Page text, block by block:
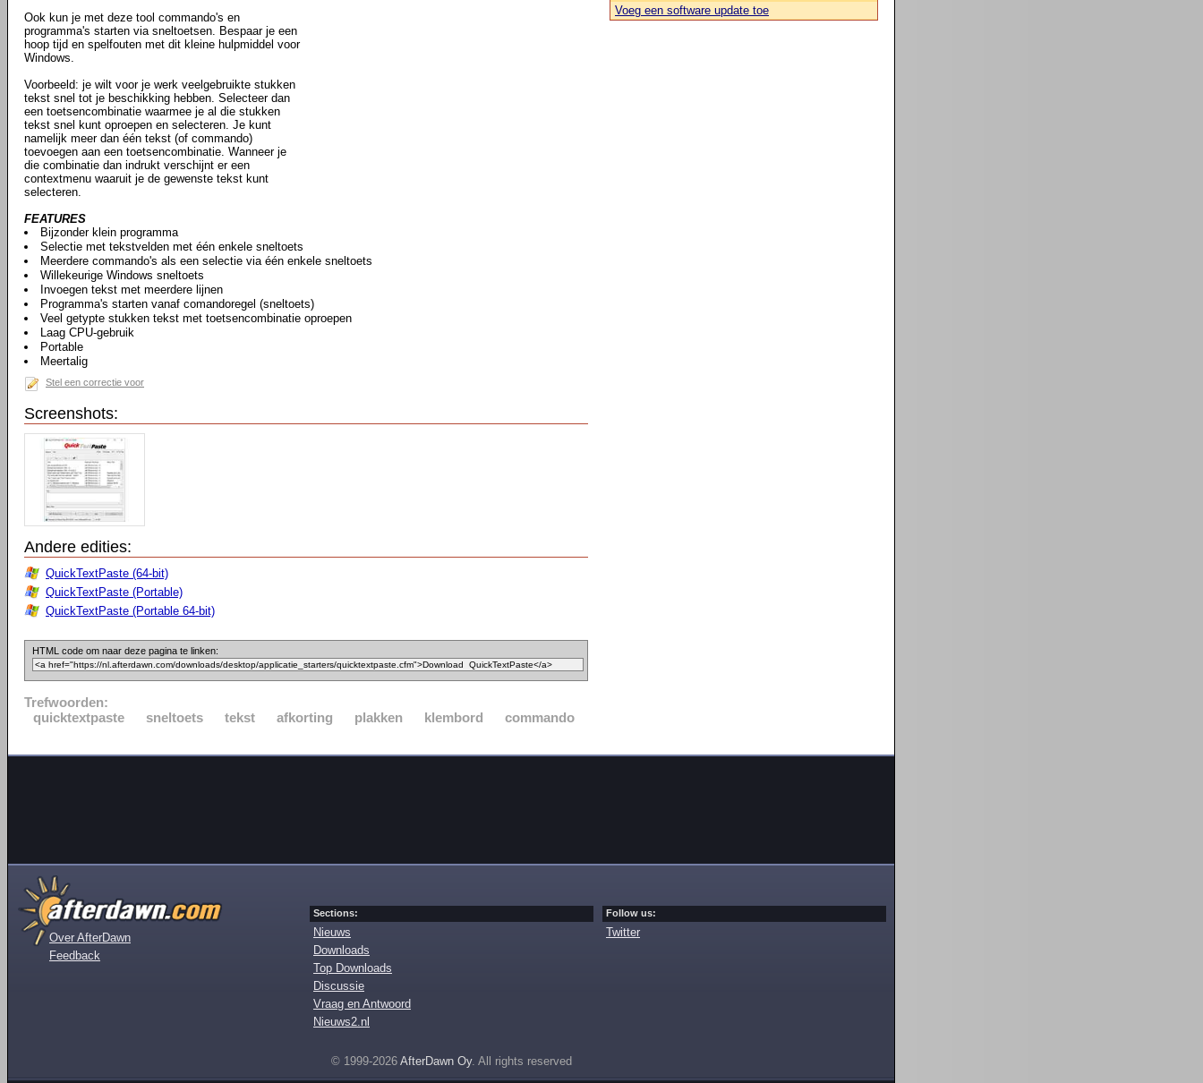
Ook kun je met deze tool commando's en
programma's starten via sneltoetsen. Bespaar je een
hoop tijd en spelfouten met dit kleine hulpmiddel voor
Windows.
Voorbeeld: je wilt voor je werk veelgebruikte stukken
tekst snel tot je beschikking hebben. Selecteer dan
een toetsencombinatie waarmee je al die stukken
tekst snel kunt oproepen en selecteren. Je kunt
namelijk meer dan één tekst (of commando)
toevoegen aan een toetsencombinatie. Wanneer je
die combinatie dan indrukt verschijnt er een
contextmenu waaruit je de gewenste tekst kunt
selecteren.
FEATURES
Bijzonder klein programma
Selectie met tekstvelden met één enkele sneltoets
Meerdere commando's als een selectie via één enkele sneltoets
Willekeurige Windows sneltoets
Invoegen tekst met meerdere lijnen
Programma's starten vanaf comandoregel (sneltoets)
Veel getypte stukken tekst met toetsencombinatie oproepen
Laag CPU-gebruik
Portable
Meertalig
Stel een correctie voor
Screenshots:
Andere edities:
QuickTextPaste (64-bit)
QuickTextPaste (Portable)
QuickTextPaste (Portable 64-bit)
HTML code om naar deze pagina te linken:
Trefwoorden:
quicktextpaste
sneltoets tekst afkorting plakken klembord commando
Voeg een software update toe
Over AfterDawn
Feedback
Sections:
Nieuws
Downloads
Top Downloads
Discussie
Vraag en Antwoord
Nieuws2.nl
Follow us:
Twitter
© 1999-2026 AfterDawn Oy. All rights reserved